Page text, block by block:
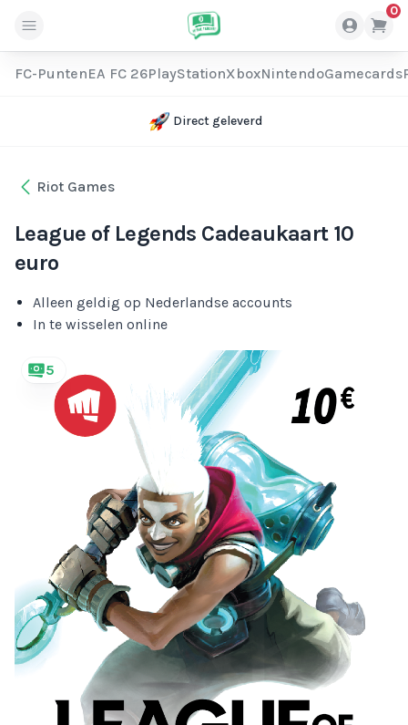
0
FC-PuntenEA FC 26PlayStationXboxNintendoGamecards
Direct geleverd
Riot Games
League of Legends Cadeaukaart 10
euro
Alleen geldig op Nederlandse accounts
In te wisselen online
5